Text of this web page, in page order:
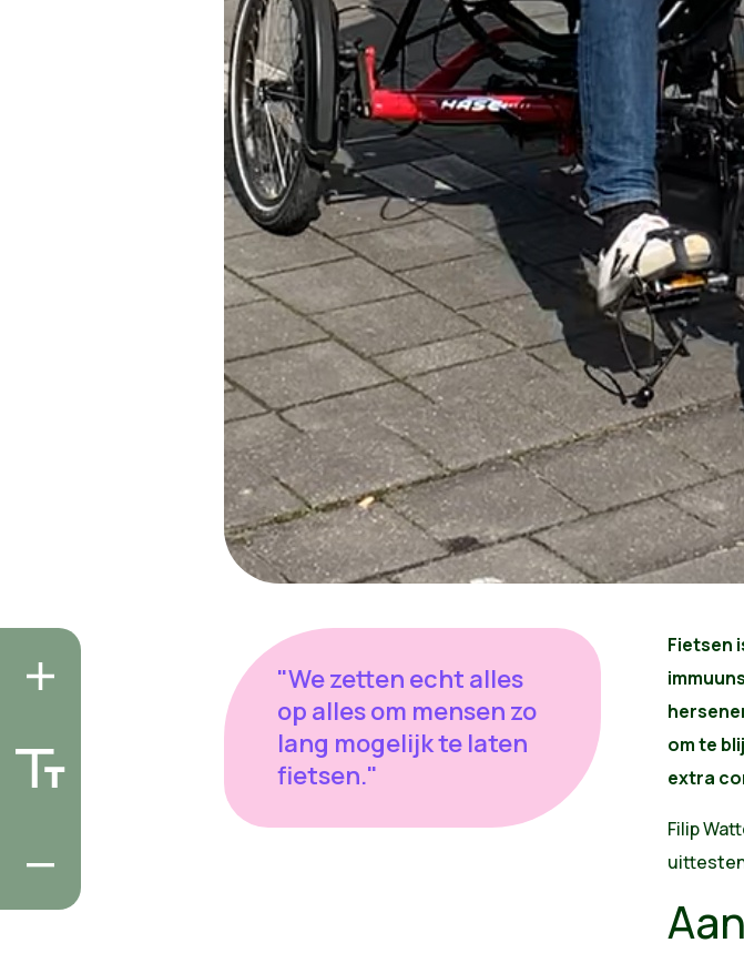
"We zetten echt alles
op alles om mensen zo
lang mogelijk te laten
fietsen."
Fietsen
om te
extra
Filip